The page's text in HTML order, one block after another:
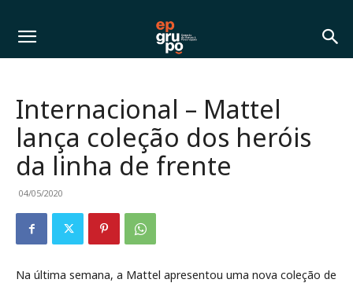
Internacional – Mattel
lança coleção dos heróis
da linha de frente
04/05/2020
Na última semana, a Mattel apresentou uma nova coleção de